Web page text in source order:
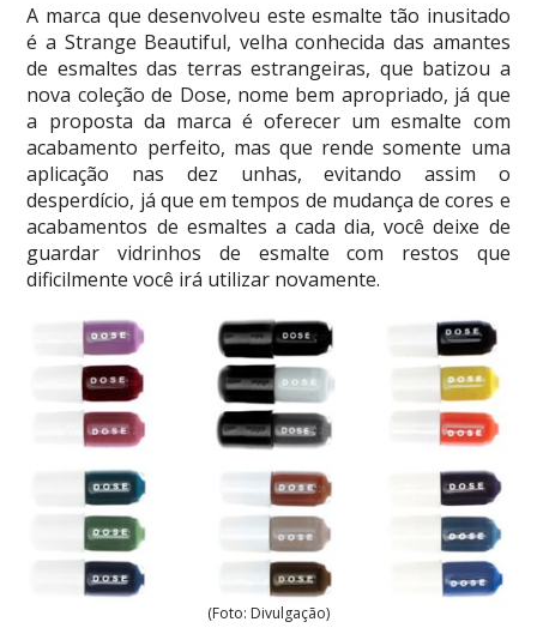
A marca que desenvolveu este esmalte tão inusitado
é a Strange Beautiful, velha conhecida das amantes
de esmaltes das terras estrangeiras, que batizou a
nova coleção de Dose, nome bem apropriado, já que
a proposta da marca é oferecer um esmalte com
acabamento perfeito, mas que rende somente uma
aplicação nas dez unhas, evitando assim o
desperdício, já que em tempos de mudança de cores e
acabamentos de esmaltes a cada dia, você deixe de
guardar vidrinhos de esmalte com restos que
dificilmente você irá utilizar novamente.
(Foto: Divulgação)